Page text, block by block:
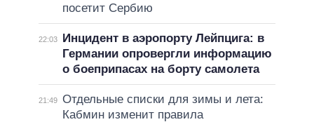
посетит Сербию
22:03
Инцидент в аэропорту Лейпцига: в
Германии опровергли информацию
о боеприпасах на борту самолета
21:49 Отдельные списки для зимы и лета:
Кабмин изменит правила